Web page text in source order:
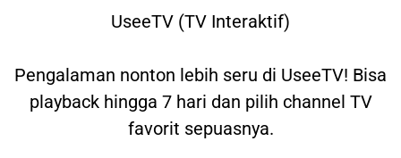
UseeTV (TV Interaktif)
Pengalaman nonton lebih seru di UseeTV! Bisa
playback hingga 7 hari dan pilih channel TV
favorit sepuasnya.